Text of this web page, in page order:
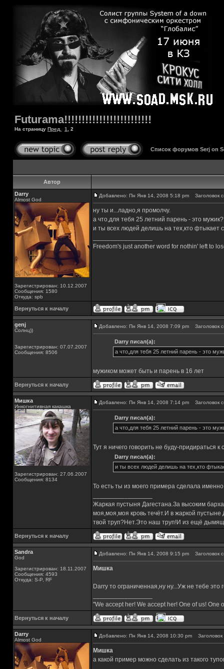
Futurama!!!!!!!!!!!!!!!!!!!!!!!!!
На страницу Пред. 1 2
Список форумов Serj on
Автор
Darry
Almost God
Зарегистрирован: 10.12.2007
Сообщения: 1580
Откуда: spb
Добавлено: Пн Янв 14, 2008 5:18 pm Заголовок
ну ты и...ладно,я промолчу.
а что,для тебя 25 летний парень - это
и ты всех людей делишь на тех,кто фтыкает
Freedom's just another word for nothin' left to
Вернуться к началу
genj
Солнц))
Зарегистрирован: 07.07.2007
Сообщения: 8506
Добавлено: Пн Янв 14, 2008 7:09 pm Заголовок
Darry писал(а):
а что,для тебя 25 летний парень - это
мужиком может быть и парень в 16 лет
Вернуться к началу
Мишка
Инкогнитивная какашка
Зарегистрирован: 27.06.2007
Сообщения: 8134
Добавлено: Пн Янв 14, 2008 7:14 pm Заголовок
Darry писал(а):
а что,для тебя 25 летний парень - это
Тут я ничего говорить не буду-придираться
Darry писал(а):
и ты всех людей делишь на тех,кто
То есть ты из моего примера сделала
Жаркая пустыня Дагестана.За высоким
моя,моя,моя кровь течёт.И в жаркой
твой труп?Нет.Это наш труп!И из ещё
Вернуться к началу
Sandra
God
Зарегистрирован: 18.11.2007
Сообщения: 4593
Откуда: S-P, RF
Добавлено: Пн Янв 14, 2008 9:15 pm Заголовок
Мишка
Darry то ограниченная,ну ну...Уж не тебе это
"We accept her! We accept her! One of us!
Вернуться к началу
Darry
Almost God
Добавлено: Пн Янв 14, 2008 10:30 pm
Мишка
а какой пример можно сделать из такого